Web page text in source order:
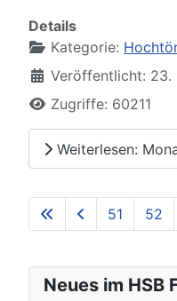
Neues im HSB
Details
Kategorie:
Veröffentlicht: 23.
Zugriffe: 60211
Weiterlesen:
51 52